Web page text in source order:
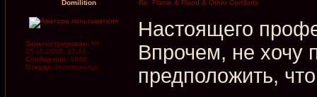
Domilition Re: Flame & Flood & Other Comforts
Зарегистрирован: Чт
05.11.2009, 17:24
Сообщения: 1946
Откуда: Новокузнецк
Настоящего
Впрочем, не хочу
предположить,